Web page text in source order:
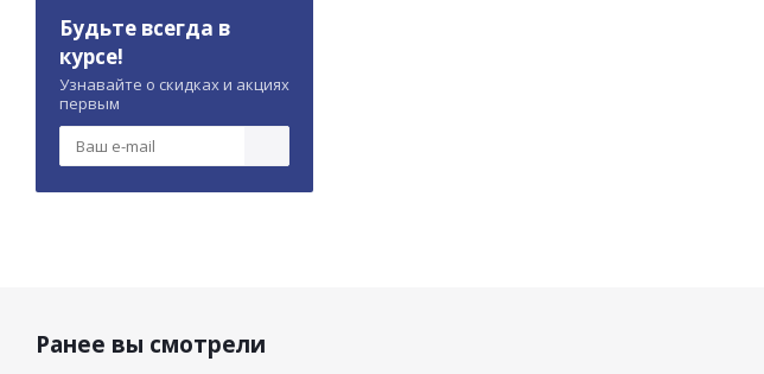
Будьте всегда в
курсе!
Узнавайте о скидках и акциях
первым
Ранее вы смотрели